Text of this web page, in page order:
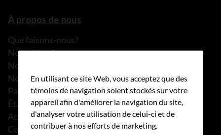
À propos de nous
Que faisons-nous?
Notre histoire
Nos histoires
Notre équipe
Partenariats
États financiers
Actualités
Communiqués de presse
En utilisant ce site Web, vous acceptez que des
témoins de navigation soient stockés sur votre
appareil afin d'améliorer la navigation du site,
d'analyser votre utilisation de celui-ci et de
contribuer à nos efforts de marketing.